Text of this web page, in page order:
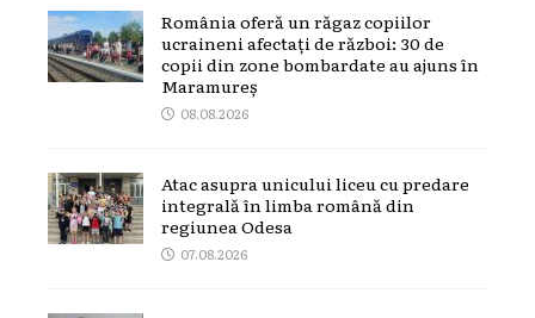
România oferă un răgaz copiilor
ucraineni afectați de război: 30 de
copii din zone bombardate au ajuns în
Maramureș
08.08.2026
Atac asupra unicului liceu cu predare
integrală în limba română din
regiunea Odesa
07.08.2026